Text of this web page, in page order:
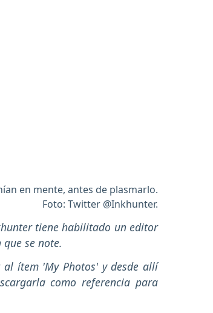
en mente, antes de plasmarlo.
Foto: Twitter @Inkhunter.
tiene habilitado un editor
se note.
ítem 'My Photos' y desde allí
como referencia para